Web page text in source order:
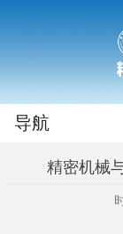
导航
精密机械